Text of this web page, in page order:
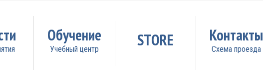
Обучение STORE Контакты